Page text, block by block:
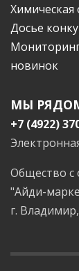
Химическая
Досье
новинок
МЫ
+7 (4922)
Общество с
"Айди-
г.